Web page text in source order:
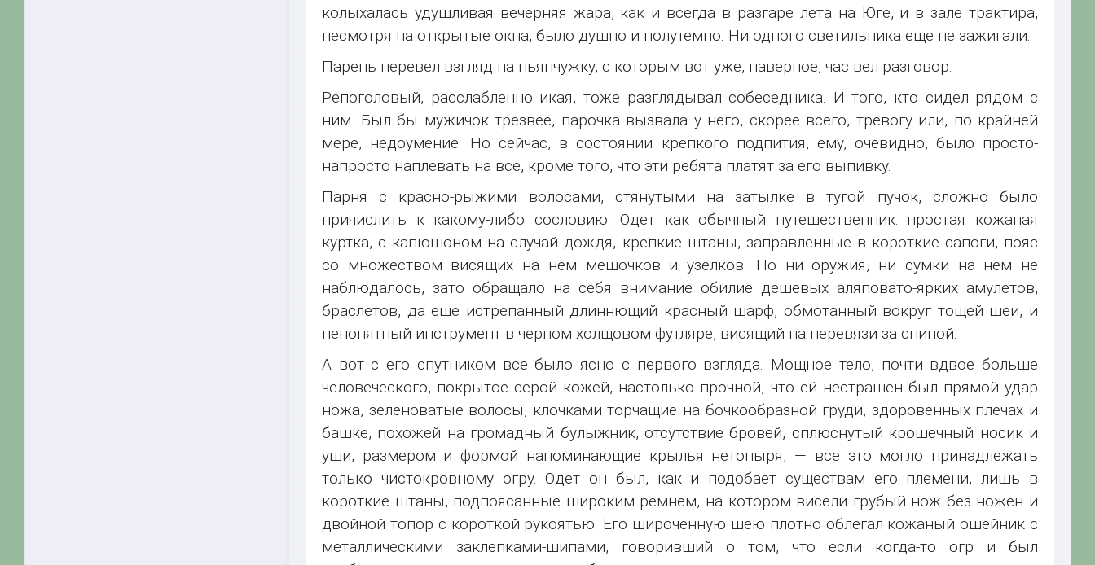
колыхалась удушливая вечерняя жара, как и всегда в разгаре лета на Юге, и в зале трактира,
несмотря на открытые окна, было душно и полутемно. Ни одного светильника еще не зажигали.
Парень перевел взгляд на пьянчужку, с которым вот уже, наверное, час вел разговор.
Репоголовый, расслабленно икая, тоже разглядывал собеседника. И того, кто сидел рядом с
ним. Был бы мужичок трезвее, парочка вызвала у него, скорее всего, тревогу или, по крайней
мере, недоумение. Но сейчас, в состоянии крепкого подпития, ему, очевидно, было просто-
напросто наплевать на все, кроме того, что эти ребята платят за его выпивку.
Парня с красно-рыжими волосами, стянутыми на затылке в тугой пучок, сложно было
причислить к какому-либо сословию. Одет как обычный путешественник: простая кожаная
куртка, с капюшоном на случай дождя, крепкие штаны, заправленные в короткие сапоги, пояс
со множеством висящих на нем мешочков и узелков. Но ни оружия, ни сумки на нем не
наблюдалось, зато обращало на себя внимание обилие дешевых аляповато-ярких амулетов,
браслетов, да еще истрепанный длиннющий красный шарф, обмотанный вокруг тощей шеи, и
непонятный инструмент в черном холщовом футляре, висящий на перевязи за спиной.
А вот с его спутником все было ясно с первого взгляда. Мощное тело, почти вдвое больше
человеческого, покрытое серой кожей, настолько прочной, что ей нестрашен был прямой удар
ножа, зеленоватые волосы, клочками торчащие на бочкообразной груди, здоровенных плечах и
башке, похожей на громадный булыжник, отсутствие бровей, сплюснутый крошечный носик и
уши, размером и формой напоминающие крылья нетопыря, — все это могло принадлежать
только чистокровному огру. Одет он был, как и подобает существам его племени, лишь в
короткие штаны, подпоясанные широким ремнем, на котором висели грубый нож без ножен и
двойной топор с короткой рукоятью. Его широченную шею плотно облегал кожаный ошейник с
металлическими заклепками-шипами, говоривший о том, что если когда-то огр и был